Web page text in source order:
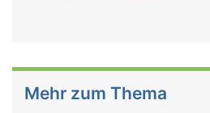
Mehr zum Thema